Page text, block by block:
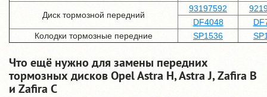
Диск тормозной передний
93197592
DF4048
Колодки тормозные передние
SP1536
Что ещё нужно для замены передних
тормозных дисков Opel Astra H, Astra J, Zafira B
и Zafira C